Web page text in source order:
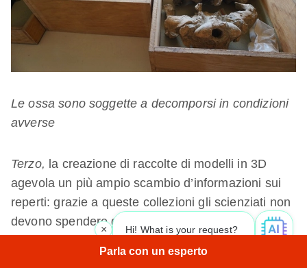
Le ossa sono soggette a decomporsi in condizioni
avverse
Terzo, la creazione di raccolte di modelli in 3D
agevola un più ampio scambio d’informazioni sui
reperti: grazie a queste collezioni gli scienziati non
devono spendere gran parte del loro tempo e
per vedere un campione. Numerosi laboratori sono
Hi! What is your request? 👀
×
Parla con un esperto